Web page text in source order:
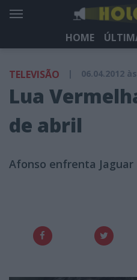
HOME
HOLOFOTE TV
TELEVISÃO | 06.04.2012
Lua
de abril
Afonso enfrenta Jaguar